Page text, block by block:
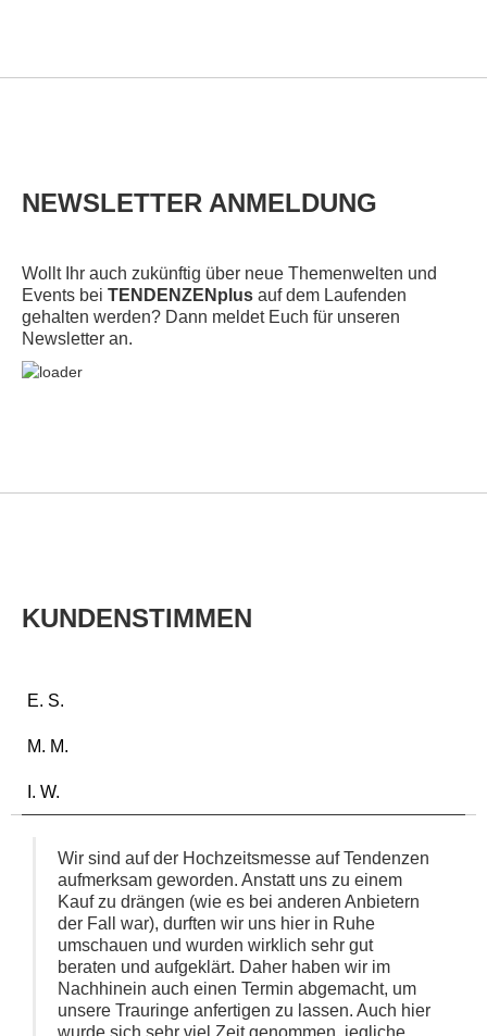
NEWSLETTER ANMELDUNG
Wollt Ihr auch zukünftig über neue Themenwelten und
Events bei TENDENZENplus auf dem Laufenden
gehalten werden? Dann meldet Euch für unseren
Newsletter an.
KUNDENSTIMMEN
E. S.
M. M.
I. W.
Wir sind auf der Hochzeitsmesse auf Tendenzen
aufmerksam geworden. Anstatt uns zu einem
Kauf zu drängen (wie es bei anderen Anbietern
der Fall war), durften wir uns hier in Ruhe
umschauen und wurden wirklich sehr gut
beraten und aufgeklärt. Daher haben wir im
Nachhinein auch einen Termin abgemacht, um
unsere Trauringe anfertigen zu lassen. Auch hier
wurde sich sehr viel Zeit genommen, jegliche